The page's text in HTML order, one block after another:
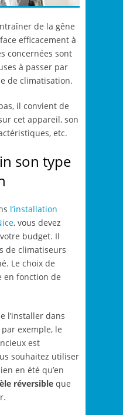
de la gêne
efficacement à
concernées sont
à passer par
de climatisation.
il convient de
cet appareil, son
etc.
son type
l’installation
, vous devez
budget. Il
de climatiseurs
Le choix de
en fonction de
l’installer dans
exemple, le
est
souhaitez utiliser
en été qu’en
réversible que